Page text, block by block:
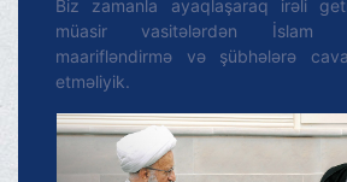
Biz zamanla ayaqlaşaraq irəli
müasir vasitələrdən İslam
maarifləndirmə və şübhələrə
etməliyik.